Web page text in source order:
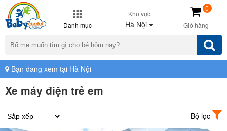
Danh mục
Khu vực
Hà Nội Giỏ hàng
0
Bạn đang xem tại Hà Nội
Xe máy điện trẻ em
Bộ lọc